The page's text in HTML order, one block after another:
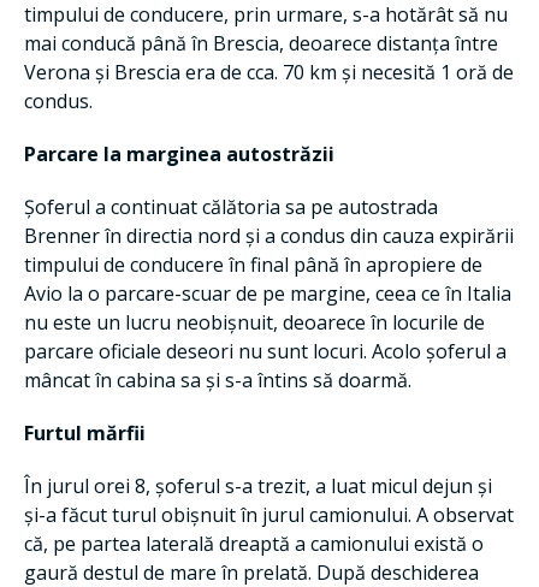
timpului de conducere, prin urmare, s-a hotărât să nu
mai conducă până în Brescia, deoarece distanța între
Verona și Brescia era de cca. 70 km și necesită 1 oră de
condus.
Parcare la marginea autostrăzii
Șoferul a continuat călătoria sa pe autostrada
Brenner în directia nord și a condus din cauza expirării
timpului de conducere în final până în apropiere de
Avio la o parcare-scuar de pe margine, ceea ce în Italia
nu este un lucru neobișnuit, deoarece în locurile de
parcare oficiale deseori nu sunt locuri. Acolo șoferul a
mâncat în cabina sa și s-a întins să doarmă.
Furtul mărfii
În jurul orei 8, șoferul s-a trezit, a luat micul dejun și
și-a făcut turul obișnuit în jurul camionului. A observat
că, pe partea laterală dreaptă a camionului există o
gaură destul de mare în prelată. După deschiderea